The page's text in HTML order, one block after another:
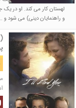
لهستان کار می کند. او در
و راهنمایان دینی) می شود و